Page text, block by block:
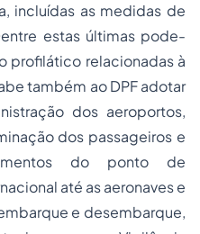
incluídas as medidas de
estas últimas pode-
profilático relacionadas à
também ao DPF adotar
dos aeroportos,
dos passageiros e
do ponto de
até as aeronaves e
e desembarque,